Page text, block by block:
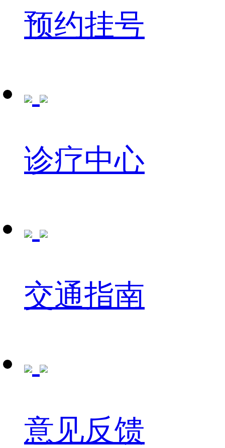
预约挂号
诊疗中心
交通指南
意见反馈